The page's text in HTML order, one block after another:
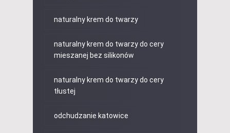
naturalny krem do twarzy
naturalny krem do twarzy do cery
mieszanej bez silikonów
naturalny krem do twarzy do cery
tłustej
odchudzanie katowice